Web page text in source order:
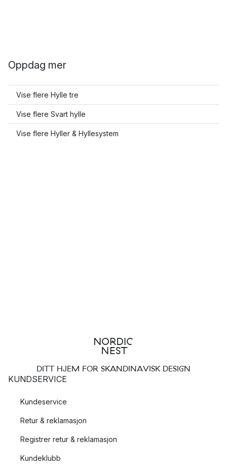
Oppdag mer
Vise flere Hylle tre
Vise flere Svart hylle
Vise flere Hyller & Hyllesystem
DITT HJEM FOR SKANDINAVISK DESIGN
KUNDSERVICE
Kundeservice
Retur & reklamasjon
Registrer retur & reklamasjon
Kundeklubb